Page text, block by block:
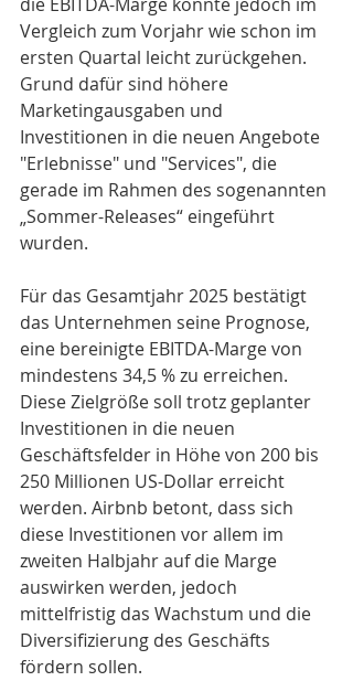
Vergleich zum Vorjahr wie schon im
ersten Quartal leicht zurückgehen.
Grund dafür sind höhere
Marketingausgaben und
Investitionen in die neuen Angebote
"Erlebnisse" und "Services", die
gerade im Rahmen des sogenannten
„Sommer-Releases“ eingeführt
wurden.
Für das Gesamtjahr 2025 bestätigt
das Unternehmen seine Prognose,
eine bereinigte EBITDA-Marge von
mindestens 34,5 % zu erreichen.
Diese Zielgröße soll trotz geplanter
Investitionen in die neuen
Geschäftsfelder in Höhe von 200 bis
250 Millionen US-Dollar erreicht
werden. Airbnb betont, dass sich
diese Investitionen vor allem im
zweiten Halbjahr auf die Marge
auswirken werden, jedoch
mittelfristig das Wachstum und die
Diversifizierung des Geschäfts
fördern sollen.